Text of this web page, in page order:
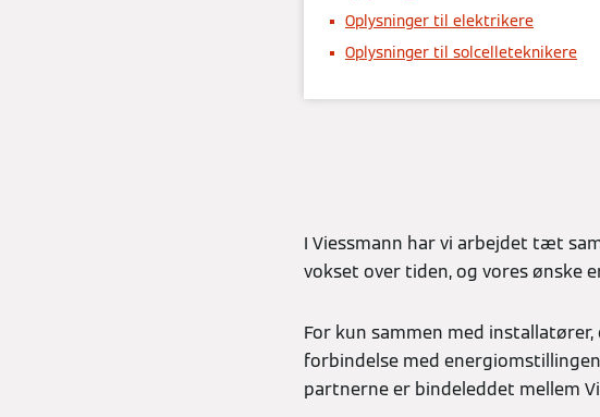
Oplysninger til elektrikere
Oplysninger til solcelleteknikere
I Viessmann har vi arbejdet tæt
vokset over tiden, og vores ønske
For kun sammen med
forbindelse med
partnerne er bindeleddet mellem